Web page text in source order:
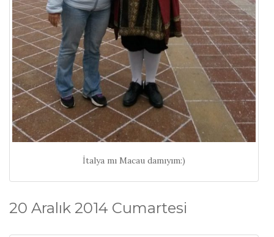
İtalya mı Macau damıyım:)
20 Aralık 2014 Cumartesi